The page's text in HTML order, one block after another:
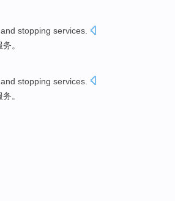
and stopping services
务。
and stopping services
务。